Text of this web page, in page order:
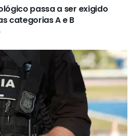
passa a ser exigido
categorias A e B